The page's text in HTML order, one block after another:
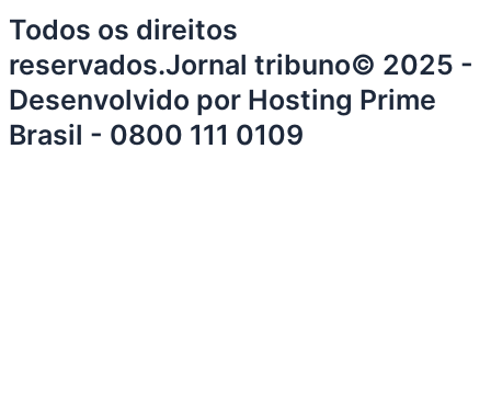
Todos os direitos
reservados.Jornal tribuno© 2025 -
Desenvolvido por Hosting Prime
Brasil - 0800 111 0109